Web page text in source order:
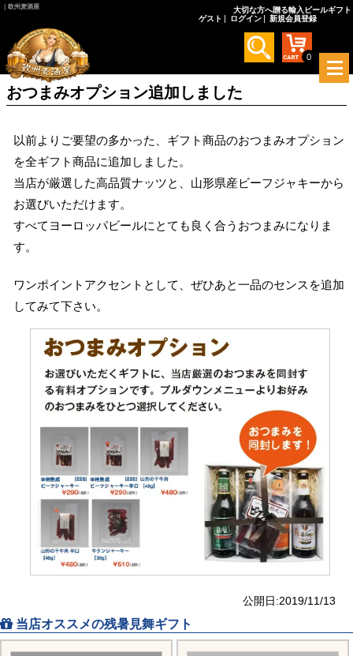
｜欧州麦酒屋
大切な方へ贈る輸入ビールギフト
ゲスト
ログイン 新規会員登録
0
メ
ニ
開
おつまみオプション追加しました
以前よりご要望の多かった、ギフト商品のおつまみオプション
を全ギフト商品に追加しました。
当店が厳選した高品質ナッツと、山形県産ビーフジャキーから
お選びいただけます。
すべてヨーロッパビールにとても良く合うおつまみになりま
す。
ワンポイントアクセントとして、ぜひあと一品のセンスを追加
してみて下さい。
公開日:2019/11/13
当店オススメの残暑見舞ギフト